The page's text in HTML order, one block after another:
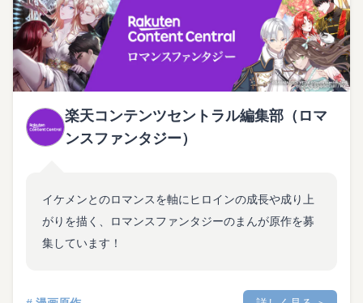
楽天コンテンツセントラル編集部（ロマ
ンスファンタジー）
イケメンとのロマンスを軸にヒロインの成長や成り上
がりを描く、ロマンスファンタジーのまんが原作を募
集しています！